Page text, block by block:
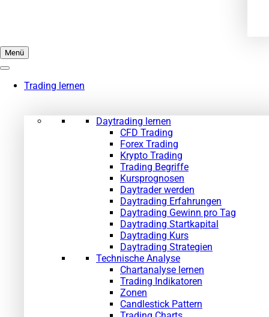
Menü
Trading lernen
Daytrading lernen
CFD Trading
Forex Trading
Krypto Trading
Trading Begriffe
Kursprognosen
Daytrader werden
Daytrading Erfahrungen
Daytrading Gewinn pro Tag
Daytrading Startkapital
Daytrading Kurs
Daytrading Strategien
Technische Analyse
Chartanalyse lernen
Trading Indikatoren
Zonen
Candlestick Pattern